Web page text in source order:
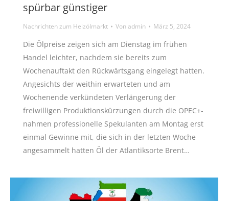
spürbar günstiger
Nachrichten zum Heizölmarkt Vonadmin März 5, 2024
Die Ölpreise zeigen sich am Dienstag im frühen
Handel leichter, nachdem sie bereits zum
Wochenauftakt den Rückwärtsgang eingelegt hatten.
Angesichts der weithin erwarteten und am
Wochenende verkündeten Verlängerung der
freiwilligen Produktionskürzungen durch die OPEC+-
nahmen professionelle Spekulanten am Montag erst
einmal Gewinne mit, die sich in der letzten Woche
angesammelt hatten Öl der Atlantiksorte Brent…